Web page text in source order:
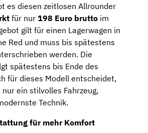
es diesen zeitlosen Allrounder
für nur 198 Euro brutto im
gilt für einen Lagerwagen in
Red und muss bis spätestens
werden. Die
spätestens bis Ende des
für dieses Modell entscheidet,
ein stilvolles Fahrzeug,
Technik.
für mehr Komfort